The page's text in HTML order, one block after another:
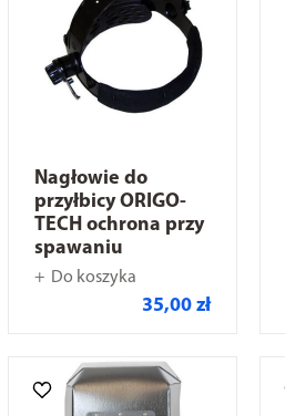
Nagłowie do
przyłbicy ORIGO-
TECH ochrona przy
spawaniu
Do koszyka
35,00 zł